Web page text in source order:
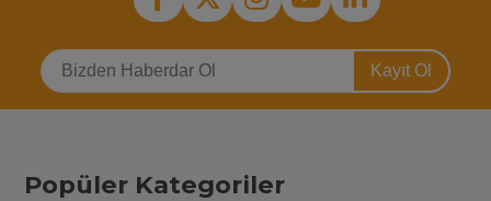
Kayıt Ol
Popüler Kategoriler